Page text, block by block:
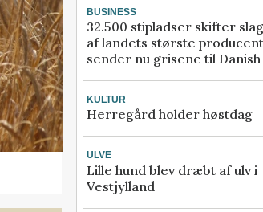
BUSINESS
32.500 stipladser skifter
af landets største
sender nu grisene til
KULTUR
Herregård holder høstdag
ULVE
Lille hund blev dræbt af ulv i
Vestjylland